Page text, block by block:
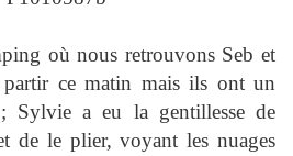
où nous retrouvons Seb et
ce matin mais ils ont un
Sylvie a eu la gentillesse de
de le plier, voyant les nuages